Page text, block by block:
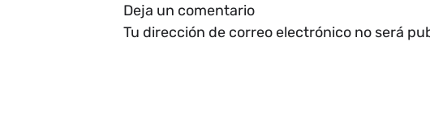
Deja un comentario
Tu dirección de correo electrónico no será